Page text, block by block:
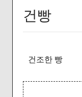
건빵
건조한 빵